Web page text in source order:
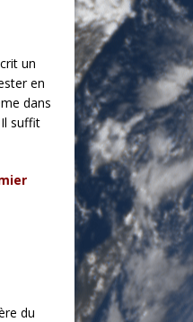
un
en
dans
suffit
du